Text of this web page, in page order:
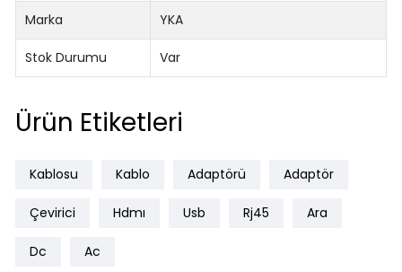
Marka YKA
Stok Durumu Var
Ürün Etiketleri
Kablosu Kablo Adaptörü Adaptör
Çevirici Hdmı Usb Rj45 Ara
Dc Ac